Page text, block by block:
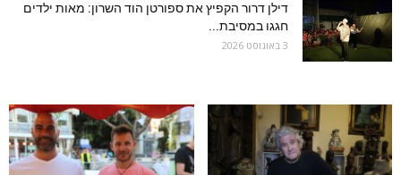
דילן דרור הקפיץ את ספורטן הוד השרון: מאות ילדים
חגגו במסיבת...
3 באוגוסט 2026